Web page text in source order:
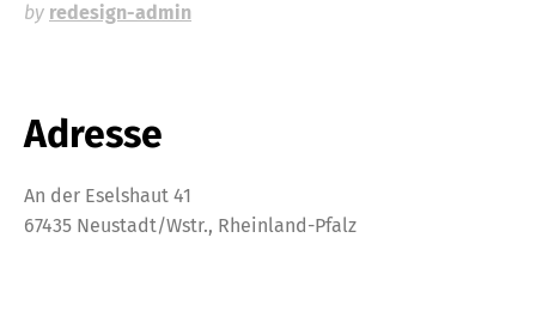
by redesign-admin
Adresse
An der Eselshaut 41
67435 Neustadt/Wstr., Rheinland-Pfalz